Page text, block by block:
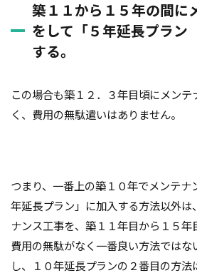
築１１から１５年の間に
をして「５年延長プラン
する。
この場合も築１２．３年目頃にメンテ
く、費用の無駄遣いはありません。
つまり、一番上の築１０年でメンテナ
年延長プラン」に加入する方法以外は
ナンス工事を、築１１年目から１５年
費用の無駄がなく一番良い方法ではな
し、１０年延長プランの２番目の方